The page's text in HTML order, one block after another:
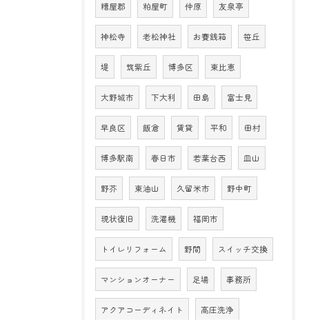
糟屋郡 粕屋町 仲原 友泉亭
神松寺 老松神社 お賽銭箱 笹丘
堤 筑紫丘 博多区 東比恵
大野城市 下大利 田島 富士見
早良区 飯倉 賃貸 平和 田村
博多駅南 春日市 若葉台西 皿山
野芥 東油山 久留米市 野中町
現状復旧 洗濯機 福岡市
トイレリフォーム 野間 スイッチ交換
マンションオーナー 足場 事務所
アクアコーディネイト 高圧洗浄